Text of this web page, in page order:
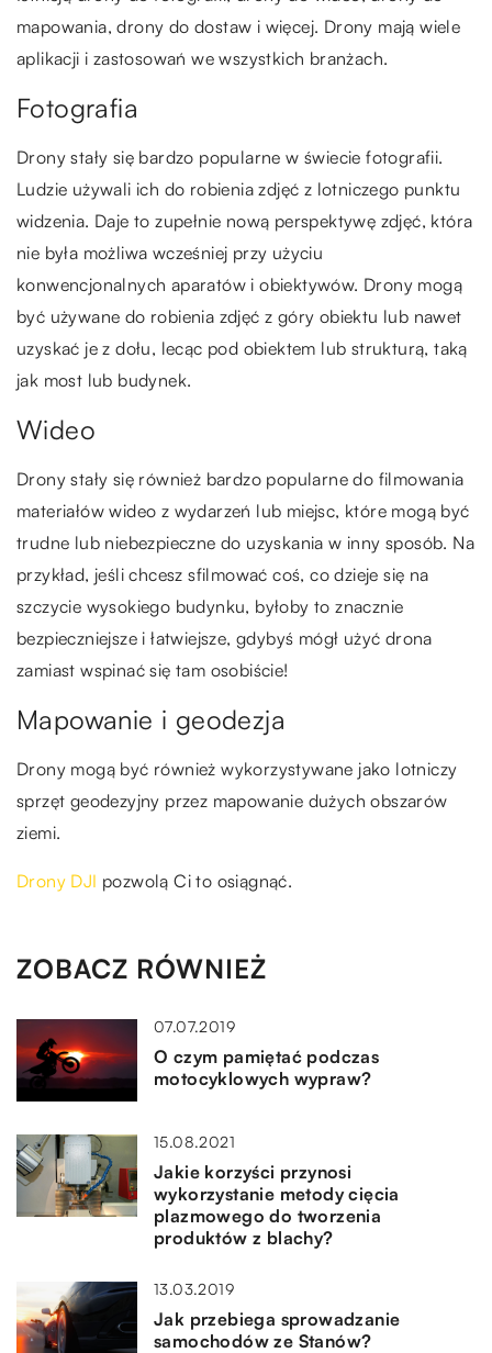
mapowania, drony do dostaw i więcej. Drony mają wiele
aplikacji i zastosowań we wszystkich branżach.
Fotografia
Drony stały się bardzo popularne w świecie fotografii.
Ludzie używali ich do robienia zdjęć z lotniczego punktu
widzenia. Daje to zupełnie nową perspektywę zdjęć, która
nie była możliwa wcześniej przy użyciu
konwencjonalnych aparatów i obiektywów. Drony mogą
być używane do robienia zdjęć z góry obiektu lub nawet
uzyskać je z dołu, lecąc pod obiektem lub strukturą, taką
jak most lub budynek.
Wideo
Drony stały się również bardzo popularne do filmowania
materiałów wideo z wydarzeń lub miejsc, które mogą być
trudne lub niebezpieczne do uzyskania w inny sposób. Na
przykład, jeśli chcesz sfilmować coś, co dzieje się na
szczycie wysokiego budynku, byłoby to znacznie
bezpieczniejsze i łatwiejsze, gdybyś mógł użyć drona
zamiast wspinać się tam osobiście!
Mapowanie i geodezja
Drony mogą być również wykorzystywane jako lotniczy
sprzęt geodezyjny przez mapowanie dużych obszarów
ziemi.
Drony DJI pozwolą Ci to osiągnąć.
ZOBACZ RÓWNIEŻ
07.07.2019
O czym pamiętać podczas
motocyklowych wypraw?
15.08.2021
Jakie korzyści przynosi
wykorzystanie metody cięcia
plazmowego do tworzenia
produktów z blachy?
13.03.2019
Jak przebiega sprowadzanie
samochodów ze Stanów?